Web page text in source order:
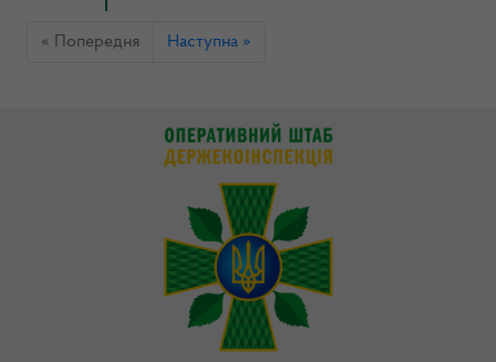
« Попередня Наступна »